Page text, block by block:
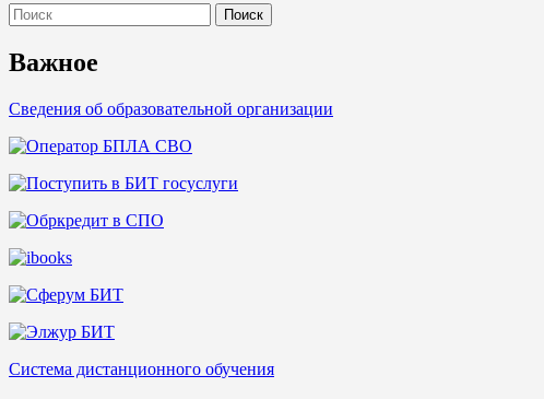
Search
for:
Важное
Сведения об образовательной организации
Система дистанционного обучения